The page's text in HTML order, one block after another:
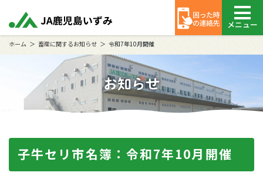
メニュー
ホーム 畜産に関するお知らせ 令和7年10月開催
お知らせ
子牛セリ市名簿：令和7年10月開催